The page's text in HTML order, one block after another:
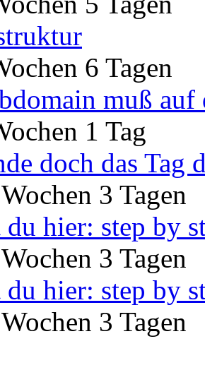
6 Tagen
muß auf
1 Tag
doch das Tag
3 Tagen
du hier: step by
3 Tagen
du hier: step by
3 Tagen